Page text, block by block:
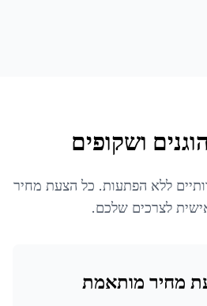
ושקופים
ללא הפתעות. כל הצעת מחיר
לצרכים שלכם.
מחיר מותאמת